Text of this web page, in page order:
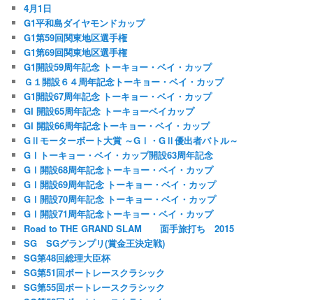
4月1日
G1平和島ダイヤモンドカップ
G1第59回関東地区選手権
G1第69回関東地区選手権
G1開設59周年記念 トーキョー・ベイ・カップ
Ｇ１開設６４周年記念トーキョー・ベイ・カップ
G1開設67周年記念 トーキョー・ベイ・カップ
GI 開設65周年記念 トーキョーベイカップ
GI 開設66周年記念トーキョー・ベイ・カップ
GⅡモーターボート大賞 ～GⅠ・GⅡ優出者バトル～
GⅠトーキョー・ベイ・カップ開設63周年記念
GⅠ開設68周年記念トーキョー・ベイ・カップ
GⅠ開設69周年記念 トーキョー・ベイ・カップ
GⅠ開設70周年記念 トーキョー・ベイ・カップ
GⅠ開設71周年記念トーキョー・ベイ・カップ
Road to THE GRAND SLAM 面手旅打ち 2015
SG SGグランプリ(賞金王決定戦)
SG第48回総理大臣杯
SG第51回ボートレースクラシック
SG第55回ボートレースクラシック